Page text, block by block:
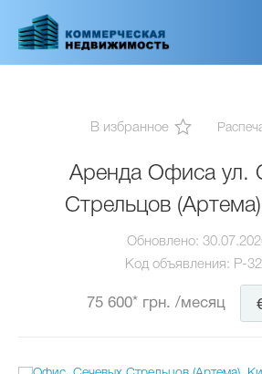
основному
В избранное
Аренда Офиса ул.
Стрельцов
Обновлено:
Код объявления: P-
75 600* грн. /месяц